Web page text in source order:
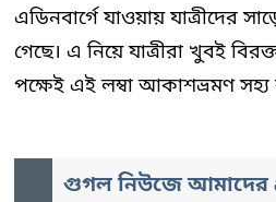
এডিনবার্গে যাওয়ায় যাত্রীদের
গেছে। এ নিয়ে যাত্রীরা খুবই
পক্ষেই এই লম্বা আকাশভ্রমণ
গুগল নিউজে আমাদের